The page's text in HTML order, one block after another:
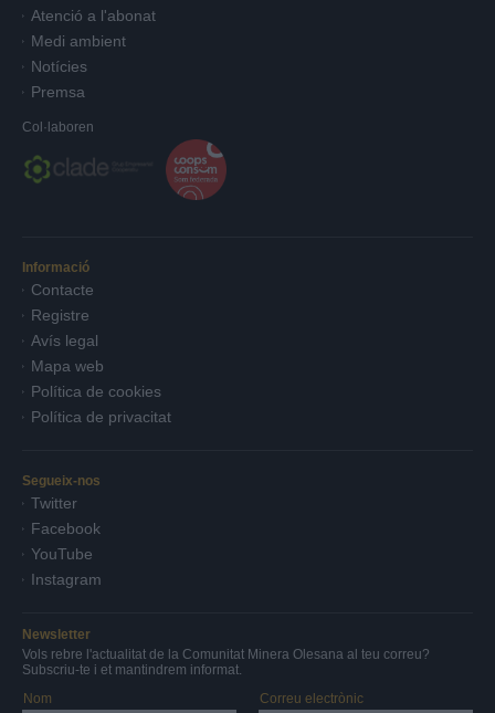
Newsletter
Vols rebre l'actualitat de la Comunitat Minera Olesana al teu correu?
Subscriu-te i et mantindrem informat.
Nom
Correu electrònic
Atenció a l'abonat
Medi ambient
Notícies
Premsa
Col·laboren
Informació
Contacte
Registre
Avís legal
Mapa web
Política de cookies
Política de privacitat
Segueix-nos
Twitter
Facebook
YouTube
Instagram